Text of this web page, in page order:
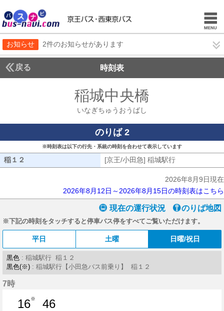
お知らせ 2件のお知らせがあります
戻る 時刻表
稲城中央橋
いなぎちゅうおうばし
のりば 2
※時刻表は以下の行先・系統の時刻を合わせて表示しています
稲１２ [京王/小田急] 稲城駅行
2026年8月9日現在
2026年8月12日～2026年8月15日の時刻表はこちら
現在の運行状況 のりば地図
※下記の時刻をタッチすると停車バス停をすべてご覧いただけます。
平日 土曜 日曜/祝日
黒色 : 稲城駅行 稲１２
黒色(※) : 稲城駅行【小田急バス前乗り】 稲１２
7時
16※
46